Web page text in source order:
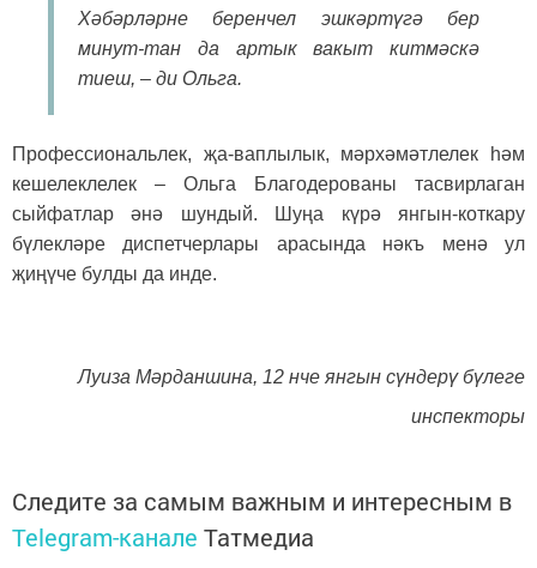
Хәбәрләрне беренчел эшкәртүгә бер
минут-тан да артык вакыт китмәскә
тиеш, – ди Ольга.
Профессиональлек, җа-ваплылык, мәрхәмәтлелек һәм
кешелеклелек – Ольга Благодерованы тасвирлаган
сыйфатлар әнә шундый. Шуңа күрә янгын-коткару
бүлекләре диспетчерлары арасында нәкъ менә ул
җиңүче булды да инде.
Луиза Мәрданшина, 12 нче янгын сүндерү бүлеге
инспекторы
Следите за самым важным и интересным в
Telegram-канале Татмедиа